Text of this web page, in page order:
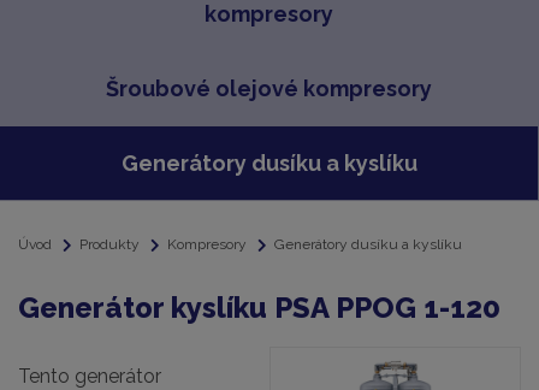
kompresory
Šroubové olejové kompresory
Generátory dusíku a kyslíku
Úvod Produkty Kompresory Generátory dusíku a kyslíku
Generátor kyslíku PSA PPOG 1-120
Tento generátor